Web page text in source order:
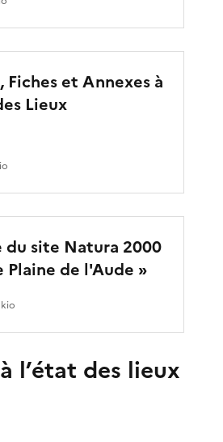
Fiches et Annexes à
Lieux
du site Natura 2000
Plaine de l'Aude »
l’état des lieux